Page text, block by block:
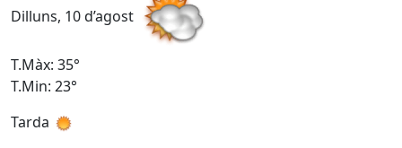
Dilluns, 10 d’agost
T.Màx: 35°
T.Min: 23°
Tarda